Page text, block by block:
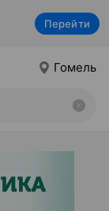
Перейти
Гомель